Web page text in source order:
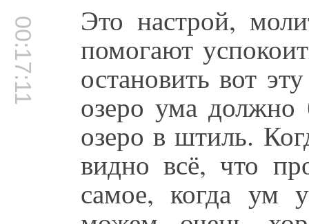
00:17:11 Это настрой,
помогают
остановить вот
озеро ума должно
озеро в штиль.
видно всё, что
самое, когда ум